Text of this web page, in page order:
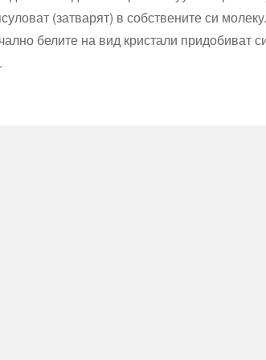
(затварят) в собствените си
белите на вид кристали